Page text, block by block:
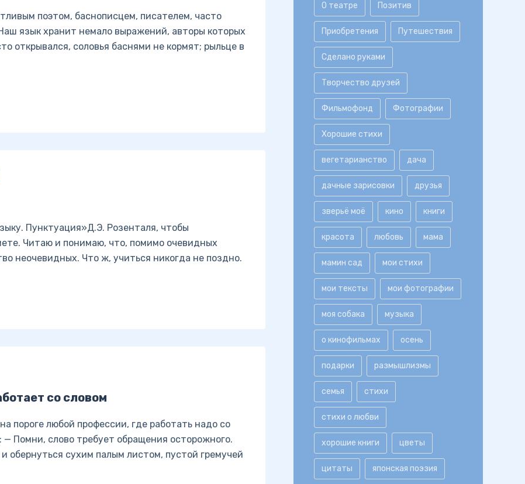
поэтом, баснописцем, писателем, часто
язык хранит немало выражений, авторы которых
открывался, соловья баснями не кормят; рыльце в
Пунктуация»Д.Э. Розенталя, чтобы
Читаю и понимаю, что, помимо очевидных
неочевидных. Что ж, учиться никогда не поздно.
со словом
пороге любой профессии, где работать надо со
Помни, слово требует обращения осторожного.
сухим палым листом, пустой гремучей
О театре Позитив
Приобретения Путешествия
Сделано руками
Творчество друзей
Фильмофонд Фотографии
Хорошие стихи
вегетарианство дача
дачные зарисовки друзья
зверьё моё кино книги
красота любовь мама
мамин сад мои стихи
мои тексты мои фотографии
моя собака музыка
о кинофильмах осень
подарки размышлизмы
семья стихи
стихи о любви
хорошие книги цветы
цитаты японская поэзия